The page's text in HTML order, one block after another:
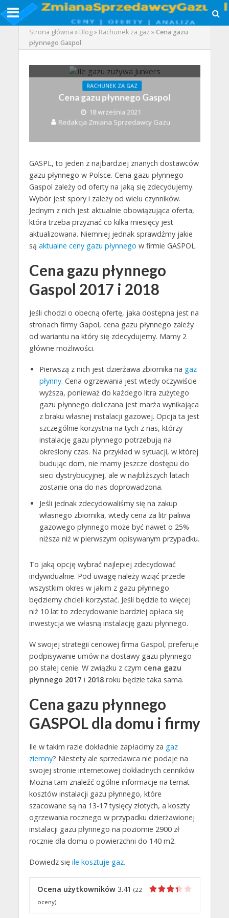
Strona główna » Blog» Rachunek za gaz »Cena gazu
płynnego Gaspol
RACHUNEK ZA GAZ
Cena gazu płynnego Gaspol
18 września 2021
Redakcja Zmiana Sprzedawcy Gazu
GASPL, to jeden z najbardziej znanych dostawców
gazu płynnego w Polsce. Cena gazu płynnego
Gaspol zależy od oferty na jaką się zdecydujemy.
Wybór jest spory i zależy od wielu czynników.
Jednym z nich jest aktualnie obowiązująca oferta,
która trzeba przyznać co kilka miesięcy jest
aktualizowana. Niemniej jednak sprawdźmy jakie
są aktualne ceny gazu płynnego w firmie GASPOL.
Cena gazu płynnego
Gaspol 2017 i 2018
Jeśli chodzi o obecną ofertę, jaka dostępna jest na
stronach firmy Gapol, cena gazu płynnego zależy
od wariantu na który się zdecydujemy. Mamy 2
główne możliwości.
Pierwszą z nich jest dzierżawa zbiornika na gaz
płynny. Cena ogrzewania jest wtedy oczywiście
wyższa, ponieważ do każdego litra zużytego
gazu płynnego doliczana jest marża wynikająca
z braku własnej instalacji gazowej. Opcja ta jest
szczególnie korzystna na tych z nas, którzy
instalację gazu płynnego potrzebują na
określony czas. Na przykład w sytuacji, w której
budując dom, nie mamy jeszcze dostępu do
sieci dystrybucyjnej, ale w najbliższych latach
zostanie ona do nas doprowadzona.
Jeśli jednak zdecydowaliśmy się na zakup
własnego zbiornika, wtedy cena za litr paliwa
gazowego płynnego może być nawet o 25%
niższa niż w pierwszym opisywanym przypadku.
To jaką opcję wybrać najlepiej zdecydować
indywidualnie. Pod uwagę należy wziąć przede
wszystkim okres w jakim z gazu płynnego
będziemy chcieli korzystać. Jeśli będzie to więcej
niż 10 lat to zdecydowanie bardziej opłaca się
inwestycja we własną instalację gazu płynnego.
W swojej strategii cenowej firma Gaspol, preferuje
podpisywanie umów na dostawy gazu płynnego
po stałej cenie. W związku z czym cena gazu
płynnego 2017 i 2018roku będzie taka sama.
Cena gazu płynnego
GASPOL dla domu i firmy
Ile w takim razie dokładnie zapłacimy za gaz
ziemny? Niestety ale sprzedawca nie podaje na
swojej stronie internetowej dokładnych cenników.
Można tam znaleźć ogólne informacje na temat
kosztów instalacji gazu płynnego, które
szacowane są na 13-17 tysięcy złotych, a koszty
ogrzewania rocznego w przypadku dzierżawionej
instalacji gazu płynnego na poziomie 2900 zł
rocznie dla domu o powierzchni do 140 m2.
Dowiedz się ile kosztuje gaz.
Ocena użytkowników 3.41 (22
oceny)